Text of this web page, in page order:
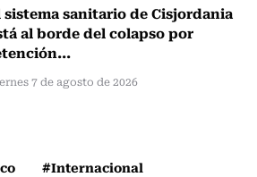
sistema sanitario de Cisjordania
al borde del colapso por
7 de agosto de 2026
#Internacional